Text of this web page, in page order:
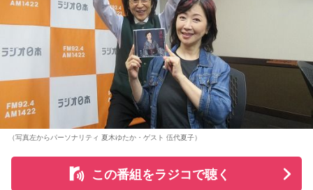
さらに、趣味についてもトークを展開。愛犬と過ごす時間を
増やすために驚くべきあるものを購入したと言う。さて何を
購入したのか…？ 詳しくはradikoタイムフリーで！
（写真左からパーソナリティ 夏木ゆたか・ゲスト 伍代夏子）
この番組をラジコで聴く